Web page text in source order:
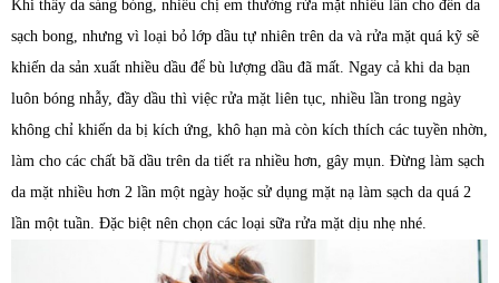
Khi thấy da sáng bóng, nhiều chị em thường rửa mặt nhiều lần cho đến da
sạch bong, nhưng vì loại bỏ lớp dầu tự nhiên trên da và rửa mặt quá kỹ sẽ
khiến da sản xuất nhiều dầu để bù lượng dầu đã mất. Ngay cả khi da bạn
luôn bóng nhẫy, đầy dầu thì việc rửa mặt liên tục, nhiều lần trong ngày
không chỉ khiến da bị kích ứng, khô hạn mà còn kích thích các tuyền nhờn,
làm cho các chất bã dầu trên da tiết ra nhiều hơn, gây mụn. Đừng làm sạch
da mặt nhiều hơn 2 lần một ngày hoặc sử dụng mặt nạ làm sạch da quá 2
lần một tuần. Đặc biệt nên chọn các loại sữa rửa mặt dịu nhẹ nhé.